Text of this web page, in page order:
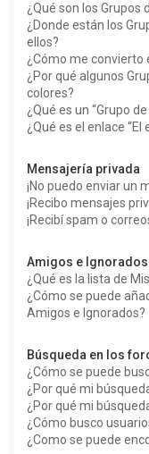
¿Qué son los Grupos
¿Donde están los
ellos?
¿Cómo me convierto
¿Por qué algunos
colores?
¿Qué es un “Grupo
¿Qué es el enlace “El
Mensajería privada
¡No puedo enviar un
¡Recibo mensajes
¡Recibí spam o
Amigos e Ignorados
¿Qué es la lista de
¿Cómo se puede
Amigos e Ignorados?
Búsqueda en los
¿Cómo se puede
¿Por qué mi
¿Por qué mi
¿Cómo busco
¿Como se puede